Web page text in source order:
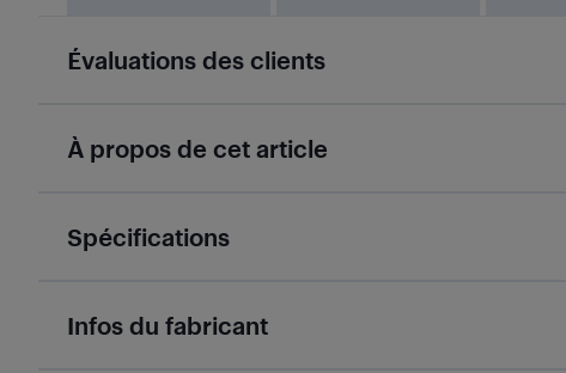
Évaluations des clients
À propos de cet article
Spécifications
Infos du fabricant